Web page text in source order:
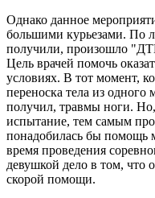
Однако данное
большими курьезами. По
получили, произошло
Цель врачей помочь
условиях. В тот момент,
переноска тела из
получил, травмы ноги.
испытание, тем самым
понадобилась бы помощь
время проведения
девушкой дело в том, что
скорой помощи.